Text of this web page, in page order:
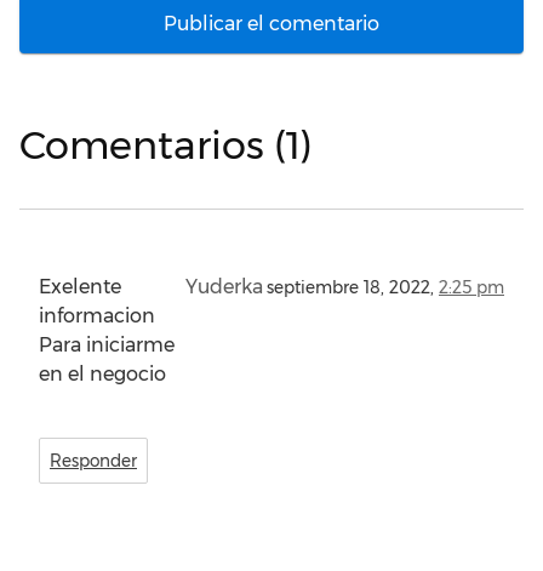
Comentarios (1)
Yuderka septiembre 18, 2022, 2:25 pm
Exelente
informacion
Para iniciarme
en el negocio
Responder